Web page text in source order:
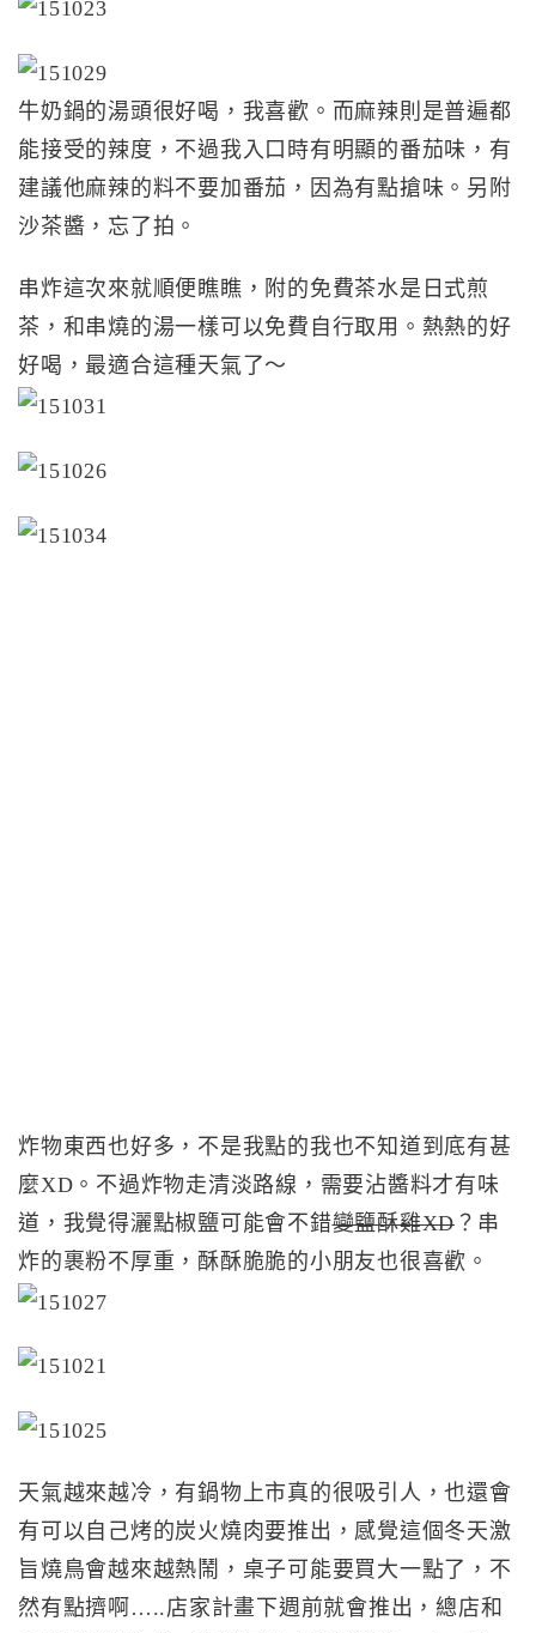
牛奶鍋的湯頭很好喝，我喜歡。而麻辣則是普遍都
能接受的辣度，不過我入口時有明顯的番茄味，有
建議他麻辣的料不要加番茄，因為有點搶味。另附
沙茶醬，忘了拍。
串炸這次來就順便瞧瞧，附的免費茶水是日式煎
茶，和串燒的湯一樣可以免費自行取用。熱熱的好
好喝，最適合這種天氣了～
炸物東西也好多，不是我點的我也不知道到底有甚
麼XD。不過炸物走清淡路線，需要沾醬料才有味
道，我覺得灑點椒鹽可能會不錯變鹽酥雞XD ？串
炸的裹粉不厚重，酥酥脆脆的小朋友也很喜歡。
天氣越來越冷，有鍋物上市真的很吸引人，也還會
有可以自己烤的炭火燒肉要推出，感覺這個冬天激
旨燒鳥會越來越熱鬧，桌子可能要買大一點了，不
然有點擠啊…..店家計畫下週前就會推出，總店和